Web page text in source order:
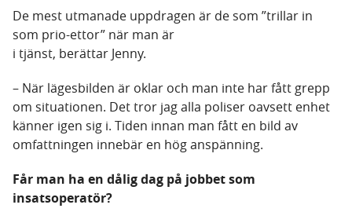
De mest utmanade uppdragen är de som ”trillar in
som prio-ettor” när man är
i tjänst, berättar Jenny.
– När lägesbilden är oklar och man inte har fått grepp
om situationen. Det tror jag alla poliser oavsett enhet
känner igen sig i. Tiden innan man fått en bild av
omfattningen innebär en hög anspänning.
Får man ha en dålig dag på jobbet som
insatsoperatör?